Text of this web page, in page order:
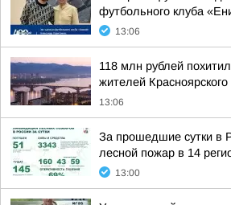
футбольного клуба
13:06
118 млн рублей
жителей
13:06
За прошедшие сутки в
лесной пожар в 14
13:00